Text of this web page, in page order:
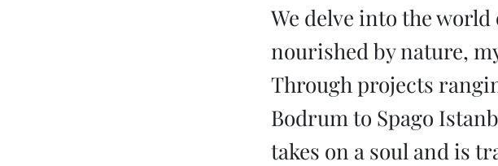
We delve into the
nourished by nature,
Through projects
Bodrum to Spago
takes on a soul and is